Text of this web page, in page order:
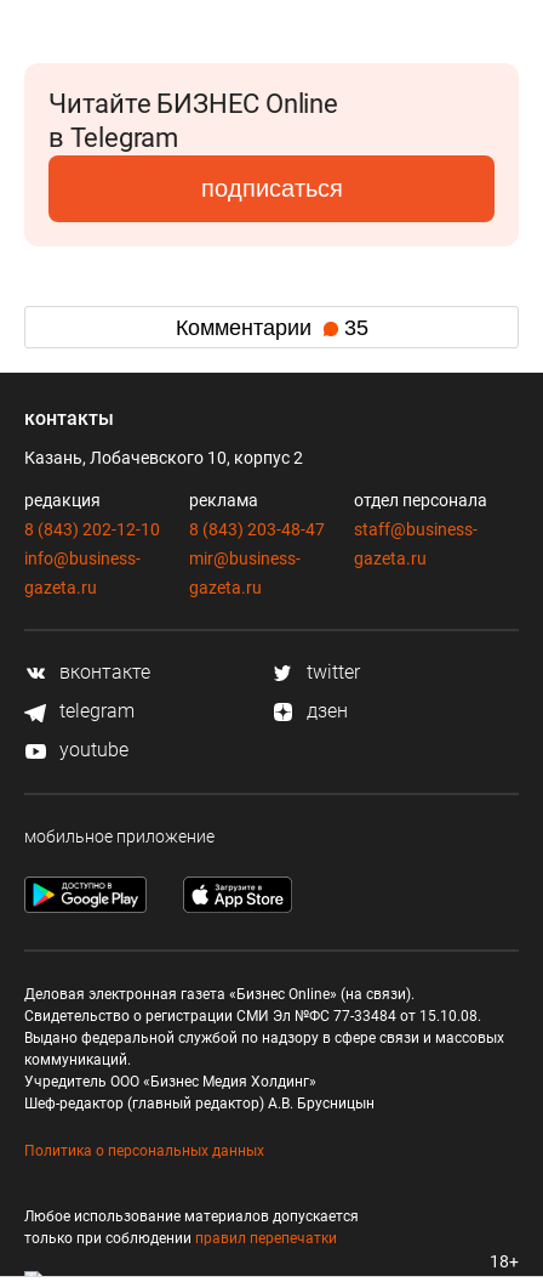
Читайте БИЗНЕС Online
в Telegram
подписаться
Комментарии 35
контакты
Казань, Лобачевского 10, корпус 2
редакция
8 (843) 202-12-10
info@business-
gazeta.ru
реклама
8 (843) 203-48-47
mir@business-
gazeta.ru
отдел персонала
staff@business-
gazeta.ru
вконтакте
twitter
telegram
дзен
youtube
мобильное приложение
Деловая электронная газета «Бизнес Online» (на связи).
Свидетельство о регистрации СМИ Эл №ФС 77-33484 от 15.10.08.
Выдано федеральной службой по надзору в сфере связи и массовых
коммуникаций.
Учредитель ООО «Бизнес Медия Холдинг»
Шеф-редактор (главный редактор) А.В. Брусницын
Политика о персональных данных
Любое использование материалов допускается
только при соблюдении правил перепечатки
18+